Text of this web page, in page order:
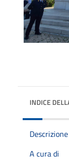
INDICE
Descrizione
A cura di